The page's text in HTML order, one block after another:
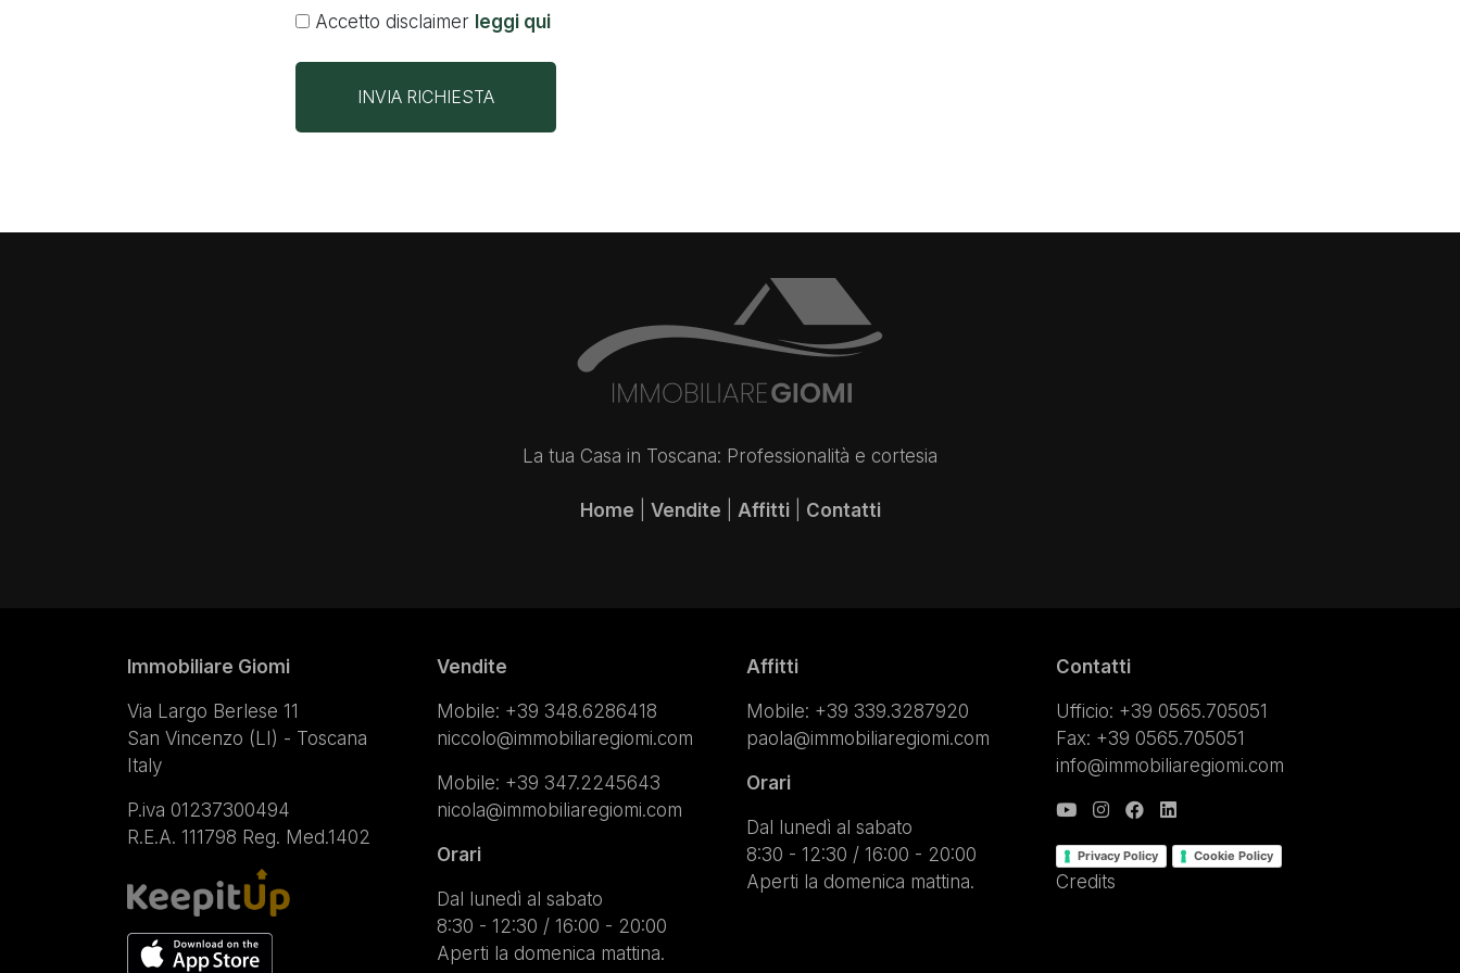
Accetto disclaimer leggi qui
INVIA RICHIESTA
La tua Casa in Toscana: Professionalità e cortesia
Home Vendite Affitti| Contatti
Immobiliare Giomi
Via Largo Berlese 11
San Vincenzo (LI) - Toscana
Italy
P.iva 01237300494
R.E.A. 111798 Reg. Med.1402
Vendite
Mobile: +39 348.6286418
niccolo@immobiliaregiomi.com
Mobile: +39 347.2245643
nicola@immobiliaregiomi.com
Orari
Dal lunedì al sabato
8:30 - 12:30 / 16:00 - 20:00
Aperti la domenica mattina.
Affitti
Mobile: +39 339.3287920
paola@immobiliaregiomi.com
Orari
Dal lunedì al sabato
8:30 - 12:30 / 16:00 - 20:00
Aperti la domenica mattina.
Contatti
Ufficio: +39 0565.705051
Fax: +39 0565.705051
info@immobiliaregiomi.com
Privacy Policy Cookie Policy
Credits